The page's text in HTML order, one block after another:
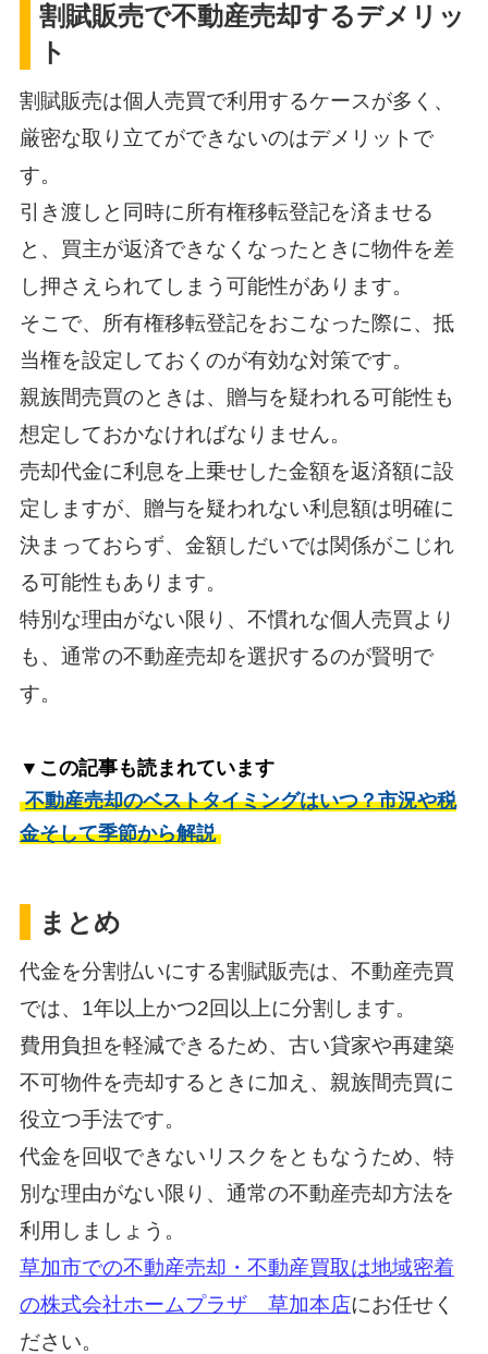
割賦販売で不動産売却するデメリッ
ト
割賦販売は個人売買で利用するケースが多く、
厳密な取り立てができないのはデメリットで
す。
引き渡しと同時に所有権移転登記を済ませる
と、買主が返済できなくなったときに物件を差
し押さえられてしまう可能性があります。
そこで、所有権移転登記をおこなった際に、抵
当権を設定しておくのが有効な対策です。
親族間売買のときは、贈与を疑われる可能性も
想定しておかなければなりません。
売却代金に利息を上乗せした金額を返済額に設
定しますが、贈与を疑われない利息額は明確に
決まっておらず、金額しだいでは関係がこじれ
る可能性もあります。
特別な理由がない限り、不慣れな個人売買より
も、通常の不動産売却を選択するのが賢明で
す。
▼この記事も読まれています
不動産売却のベストタイミングはいつ？市況や税
金そして季節から解説
まとめ
代金を分割払いにする割賦販売は、不動産売買
では、1年以上かつ2回以上に分割します。
費用負担を軽減できるため、古い貸家や再建築
不可物件を売却するときに加え、親族間売買に
役立つ手法です。
代金を回収できないリスクをともなうため、特
別な理由がない限り、通常の不動産売却方法を
利用しましょう。
草加市での不動産売却・不動産買取は地域密着
の株式会社ホームプラザ 草加本店にお任せく
ださい。